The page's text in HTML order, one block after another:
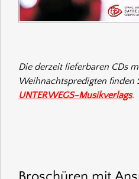
Die derzeit lieferbaren CDs
Weihnachtspredigten finden
UNTERWEGS-Musikverlags.